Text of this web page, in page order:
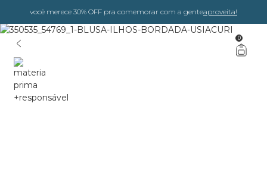
você merece 30% OFF pra comemorar com a genteaproveita!
0